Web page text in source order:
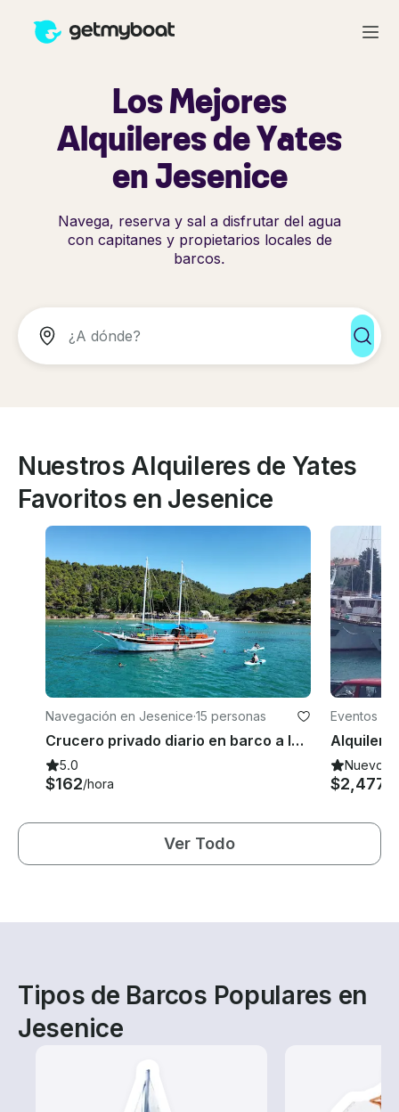
Los Mejores
Alquileres de Yates
en Jesenice
Navega, reserva y sal a disfrutar del agua
con capitanes y propietarios locales de
barcos.
Nuestros Alquileres de Yates
Favoritos en Jesenice
Navegación en Jesenice·15 personas
Crucero privado diario en barco a la isla de Brač con almuerzo y bebidas incluidos
5.0
$162/hora
Eventos
Nuevo
$2,477
Ver Todo
Tipos de Barcos Populares en
Jesenice